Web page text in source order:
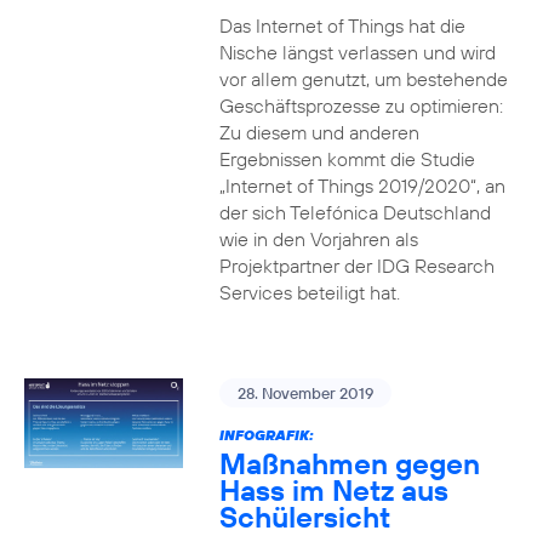
Das Internet of Things hat die
Nische längst verlassen und wird
vor allem genutzt, um bestehende
Geschäftsprozesse zu optimieren:
Zu diesem und anderen
Ergebnissen kommt die Studie
„Internet of Things 2019/2020“, an
der sich Telefónica Deutschland
wie in den Vorjahren als
Projektpartner der IDG Research
Services beteiligt hat.
28. November 2019
INFOGRAFIK:
Maßnahmen gegen
Hass im Netz aus
Schülersicht